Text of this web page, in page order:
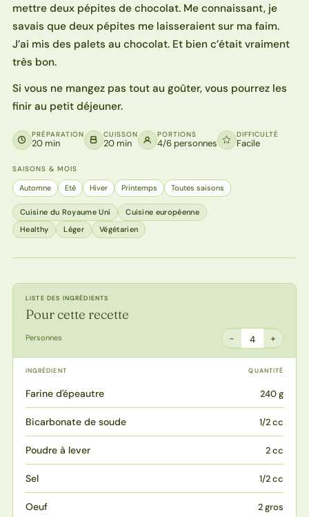
mettre deux pépites de chocolat. Me connaissant, je
savais que deux pépites me laisseraient sur ma faim.
J’ai mis des palets au chocolat. Et bien c’était vraiment
très bon.
Si vous ne mangez pas tout au goûter, vous pourrez les
finir au petit déjeuner.
PRÉPARATION
20 min
CUISSON
20 min
PORTIONS
4/6 personnes
DIFFICULTÉ
Facile
SAISONS & MOIS
Automne Eté Hiver Printemps Toutes saisons
Cuisine du Royaume Uni
Cuisine européenne
Healthy
Léger Végétarien
LISTE DES INGRÉDIENTS
Pour cette recette
Personnes − 4 +
INGRÉDIENT QUANTITÉ
Farine d'épeautre 240 g
Bicarbonate de soude 1/2 cc
Poudre à lever 2 cc
Sel 1/2 cc
Oeuf 2 gros